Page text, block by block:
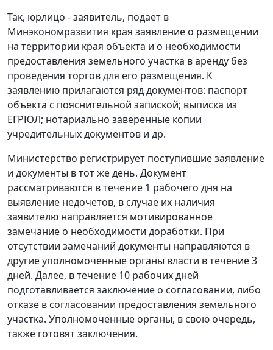
Так, юрлицо - заявитель, подает в
Минэкономразвития края заявление о размещении
на территории края объекта и о необходимости
предоставления земельного участка в аренду без
проведения торгов для его размещения. К
заявлению прилагаются ряд документов: паспорт
объекта с пояснительной запиской; выписка из
ЕГРЮЛ; нотариально заверенные копии
учредительных документов и др.
Министерство регистрирует поступившие заявление
и документы в тот же день. Документ
рассматриваются в течение 1 рабочего дня на
выявление недочетов, в случае их наличия
заявителю направляется мотивированное
замечание о необходимости доработки. При
отсутствии замечаний документы направляются в
другие уполномоченные органы власти в течение 3
дней. Далее, в течение 10 рабочих дней
подготавливается заключение о согласовании, либо
отказе в согласовании предоставления земельного
участка. Уполномоченные органы, в свою очередь,
также готовят заключения.